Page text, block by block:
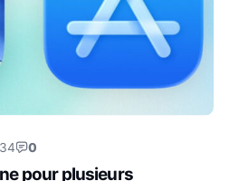
0
pour plusieurs